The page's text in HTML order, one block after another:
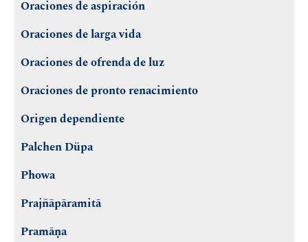
Oraciones de aspiración
Oraciones de larga vida
Oraciones de ofrenda de luz
Oraciones de pronto renacimiento
Origen dependiente
Palchen Düpa
Phowa
Prajñāpāramitā
Pramāṇa